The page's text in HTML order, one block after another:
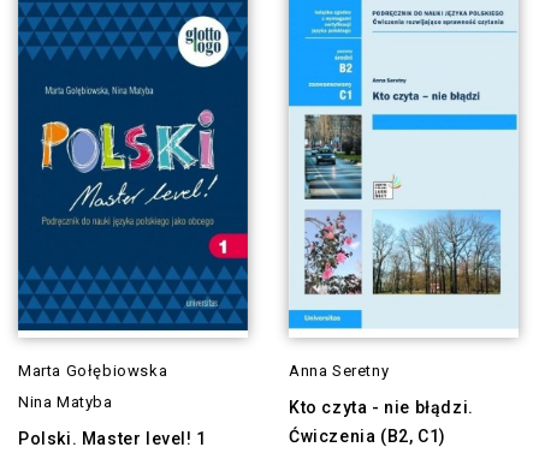
Marta Gołębiowska
Nina Matyba
Polski. Master level! 1
Anna Seretny
Kto czyta - nie błądzi.
Ćwiczenia (B2, C1)